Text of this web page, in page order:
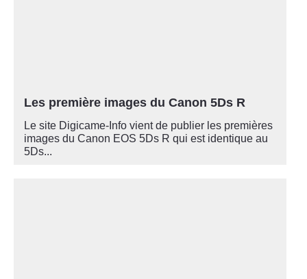
Les première images du Canon 5Ds R
Le site Digicame-Info vient de publier les premières
images du Canon EOS 5Ds R qui est identique au
5Ds...